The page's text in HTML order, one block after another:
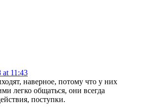
at 11:43
наверное, потому что у них
легко общаться, они всегда
поступки.